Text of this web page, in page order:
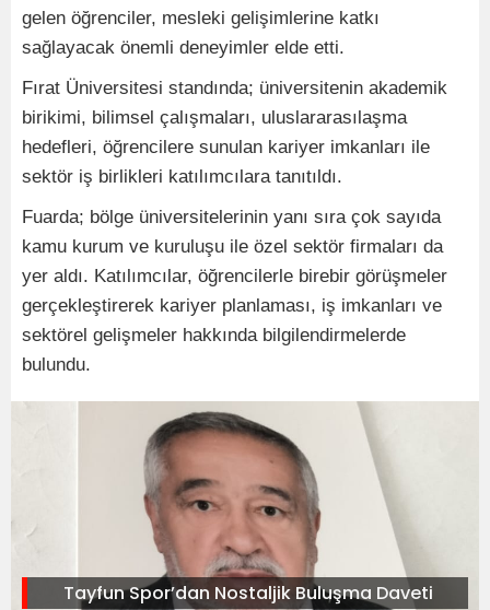
gelen öğrenciler, mesleki gelişimlerine katkı
sağlayacak önemli deneyimler elde etti.
Fırat Üniversitesi standında; üniversitenin akademik
birikimi, bilimsel çalışmaları, uluslararasılaşma
hedefleri, öğrencilere sunulan kariyer imkanları ile
sektör iş birlikleri katılımcılara tanıtıldı.
Fuarda; bölge üniversitelerinin yanı sıra çok sayıda
kamu kurum ve kuruluşu ile özel sektör firmaları da
yer aldı. Katılımcılar, öğrencilerle birebir görüşmeler
gerçekleştirerek kariyer planlaması, iş imkanları ve
sektörel gelişmeler hakkında bilgilendirmelerde
bulundu.
Tayfun Spor’dan Nostaljik Buluşma Daveti